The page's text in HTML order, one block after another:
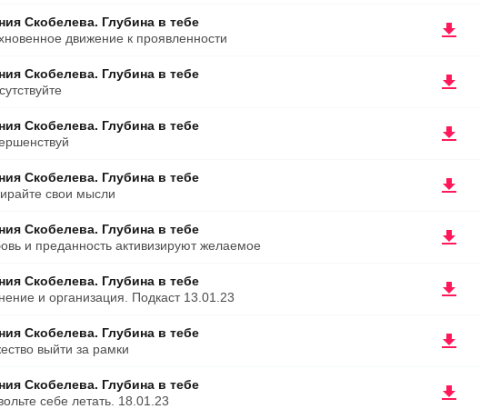
Скобелева. Глубина в тебе
движение к проявленности
Скобелева. Глубина в тебе
Скобелева. Глубина в тебе
Скобелева. Глубина в тебе
свои мысли
Скобелева. Глубина в тебе
и преданность активизируют желаемое
Скобелева. Глубина в тебе
и организация. Подкаст 13.01.23
Скобелева. Глубина в тебе
выйти за рамки
Скобелева. Глубина в тебе
себе летать. 18.01.23